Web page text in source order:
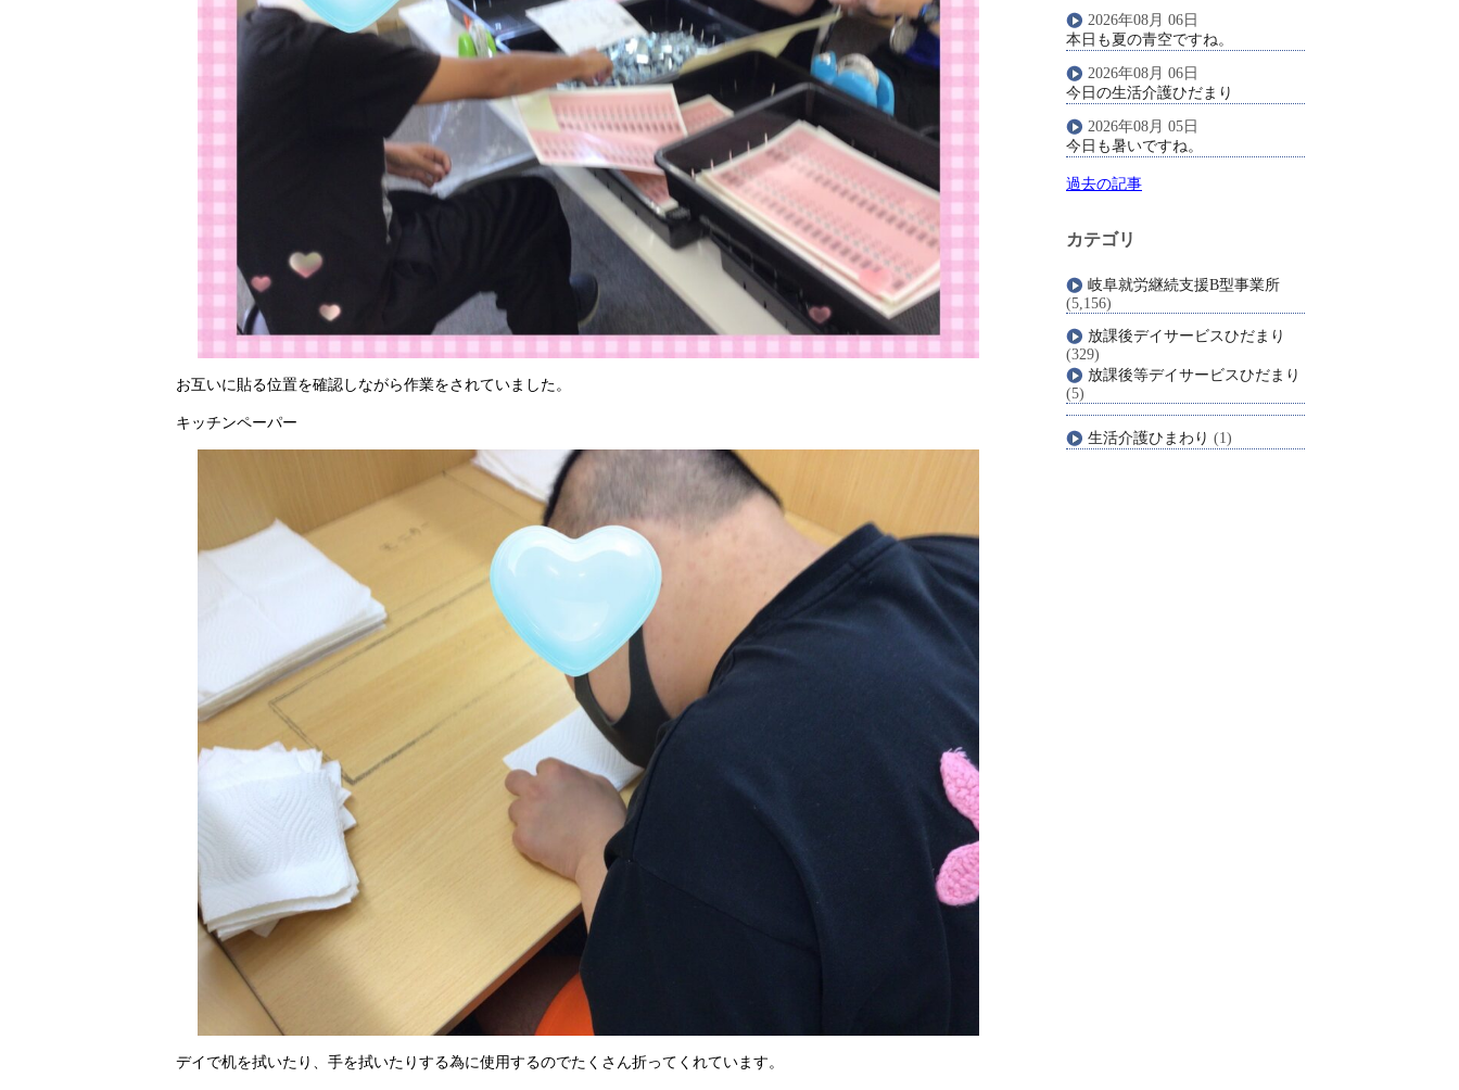
お互いに貼る位置を確認しながら作業をされていました。
キッチンペーパー
デイで机を拭いたり、手を拭いたりする為に使用するのでたくさん折ってくれています。
2026年08月 06日
本日も夏の青空ですね。
2026年08月 06日
今日の生活介護ひだまり
2026年08月 05日
今日も暑いですね。
過去の記事
カテゴリ
岐阜就労継続支援B型事業所
(5,156)
放課後デイサービスひだまり
(329)
放課後等デイサービスひだまり
(5)
生活介護ひまわり (1)